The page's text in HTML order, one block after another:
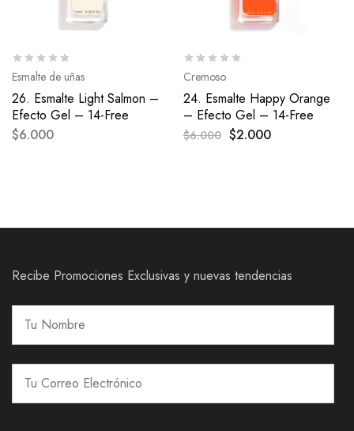
Esmalte de uñas
26. Esmalte Light Salmon –
Efecto Gel – 14-Free
$6.000
Cremoso
24. Esmalte Happy Orange
– Efecto Gel – 14-Free
$6.000 $2.000
Recibe Promociones Exclusivas y nuevas tendencias